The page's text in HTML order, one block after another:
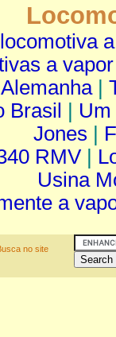
a vapor
|
Brasil
Jones
RMV|
Usina
a
no site